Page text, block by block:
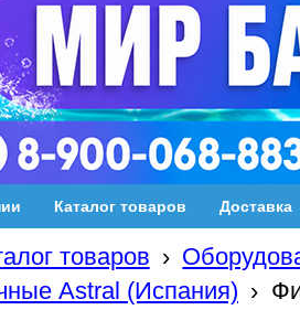
Каталог товаров Доставка
товаров ›
Astral (Испания) ›